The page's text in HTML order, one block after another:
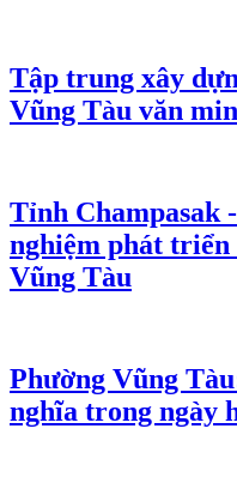
Tập trung xây
Vũng Tàu văn
Tỉnh Champasak
nghiệm phát
Vũng Tàu
Phường Vũng
nghĩa trong ngày